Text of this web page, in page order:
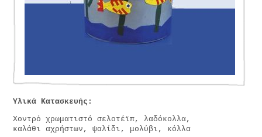
Υλικά Κατασκευής:
Χοντρό χρωματιστό σελοτέϊπ, λαδόκολλα,
καλάθι αχρήστων, ψαλίδι, μολύβι, κόλλα